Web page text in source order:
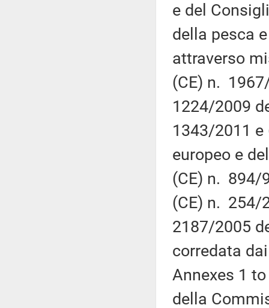
e del
della pesca
attraverso
(CE) n.
1224/2009
1343/2011
europeo e
(CE) n. 894/
(CE) n. 254/
2187/2005
corredata
Annexes 1
della